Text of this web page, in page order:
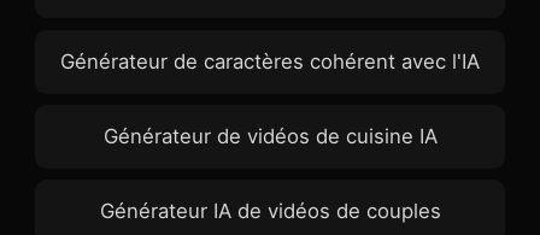
Générateur de caractères cohérent avec l'IA
Générateur de vidéos de cuisine IA
Générateur IA de vidéos de couples